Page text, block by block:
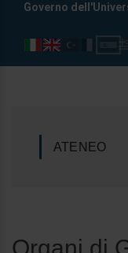
Governo
ATENEO